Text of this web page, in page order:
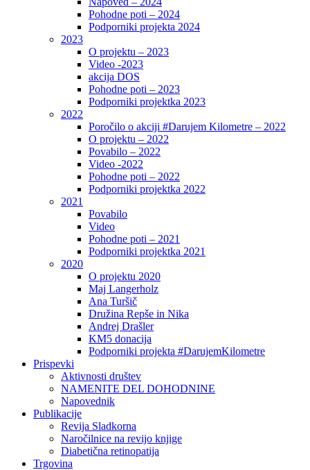
Pohodne poti – 2024
Podporniki projekta 2024
2023
O projektu – 2023
Video -2023
akcija DOS
Pohodne poti – 2023
Podporniki projektka 2023
2022
Poročilo o akciji #Darujem Kilometre – 2022
O projektu – 2022
Povabilo – 2022
Video -2022
Pohodne poti – 2022
Podporniki projektka 2022
2021
Povabilo
Video
Pohodne poti – 2021
Podporniki projektka 2021
2020
O projektu 2020
Maj Langerholz
Ana Turšič
Družina Repše in Nika
Andrej Drašler
KM5 donacija
Podporniki projekta #DarujemKilometre
Prispevki
Aktivnosti društev
NAMENITE DEL DOHODNINE
Napovednik
Publikacije
Revija Sladkorna
Naročilnice na revijo knjige
Diabetična retinopatija
Trgovina